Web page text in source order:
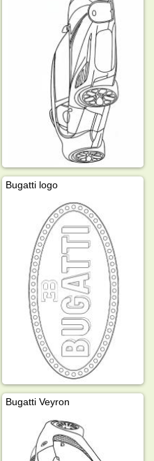
Bugatti logo
Bugatti Veyron